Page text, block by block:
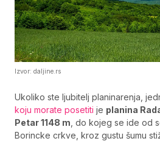
Izvor: daljine.rs
Ukoliko ste ljubitelj planinarenja,
koju morate posetiti je planina
Petar 1148 m , do kojeg se ide od
Borincke crkve, kroz gustu šumu